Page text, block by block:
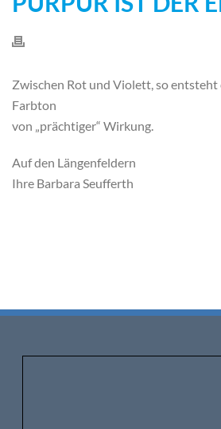
Zwischen Rot und Violett, so
Farbton
von „prächtiger“ Wirkung.
Auf den Längenfeldern
Ihre Barbara Seufferth